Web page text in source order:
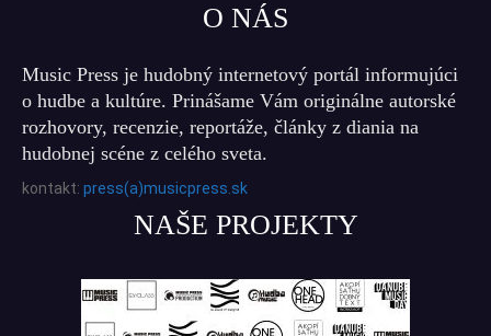
O NÁS
Music Press je hudobný internetový portál informujúci
o hudbe a kultúre. Prinášame Vám originálne autorské
rozhovory, recenzie, reportáže, články z diania na
hudobnej scéne z celého sveta.
kontakt: press(a)musicpress.sk
NAŠE PROJEKTY